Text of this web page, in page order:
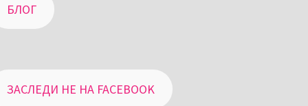
БЛОГ
ЗАСЛЕДИ НЕ НА FACEBOOK